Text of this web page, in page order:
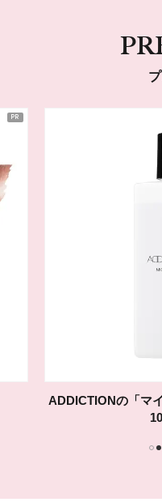
&ONDOの「COOL
ソック